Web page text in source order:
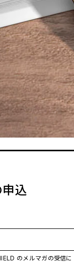
申込
のメルマガの受信に